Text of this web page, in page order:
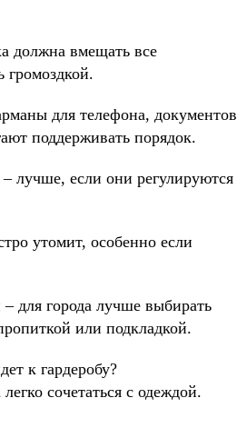
должна вмещать все
громоздкой.
для телефона, документов
поддерживать порядок.
лучше, если они регулируются
утомит, особенно если
для города лучше выбирать
или подкладкой.
к гардеробу?
сочетаться с одеждой.